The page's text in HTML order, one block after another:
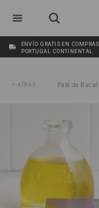
ENVÍO GRATIS EN
PORTUGAL CONTINENTAL
ATRÁS Paté de